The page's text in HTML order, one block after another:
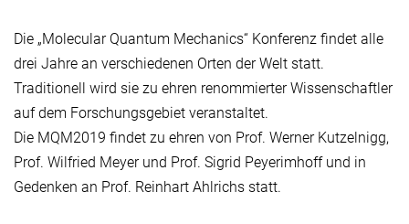
Die „Molecular Quantum Mechanics“ Konferenz findet alle
drei Jahre an verschiedenen Orten der Welt statt.
Traditionell wird sie zu ehren renommierter Wissenschaftler
auf dem Forschungsgebiet veranstaltet.
Die MQM2019 findet zu ehren von Prof. Werner Kutzelnigg,
Prof. Wilfried Meyer und Prof. Sigrid Peyerimhoff und in
Gedenken an Prof. Reinhart Ahlrichs statt.